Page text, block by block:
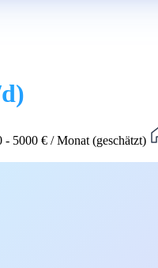
- 5000 € / Monat (geschätzt)